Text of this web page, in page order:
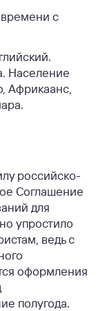
времени с
Население
Африкаанс,
российско-
Соглашение
для
упростило
ведь с
оформления
полугода.